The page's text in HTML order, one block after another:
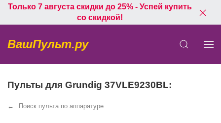
Только 7 августа скидки до 25% - Успей купить
со скидкой!
ВашПульт.ру
Пульты для Grundig 37VLE9230BL:
Поиск пульта по аппаратуре